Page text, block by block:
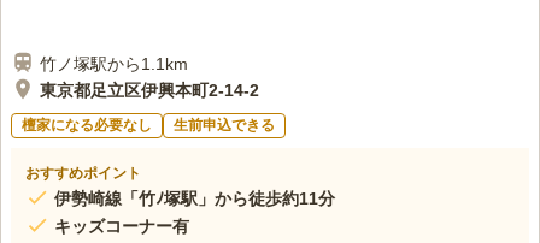
竹ノ塚駅から1.1km
東京都足立区伊興本町2-14-2
檀家になる必要なし 生前申込できる
おすすめポイント
伊勢崎線「竹ﾉ塚駅」から徒歩約11分
キッズコーナー有